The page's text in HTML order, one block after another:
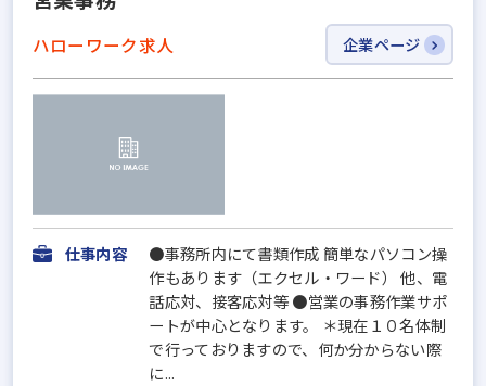
ハローワーク求人 企業ページ
仕事内容
●事務所内にて書類作成 簡単なパソコン操
作もあります（エクセル・ワード） 他、電
話応対、接客応対等 ●営業の事務作業サポ
ートが中心となります。 ＊現在１０名体制
で行っておりますので、何か分からない際
に...